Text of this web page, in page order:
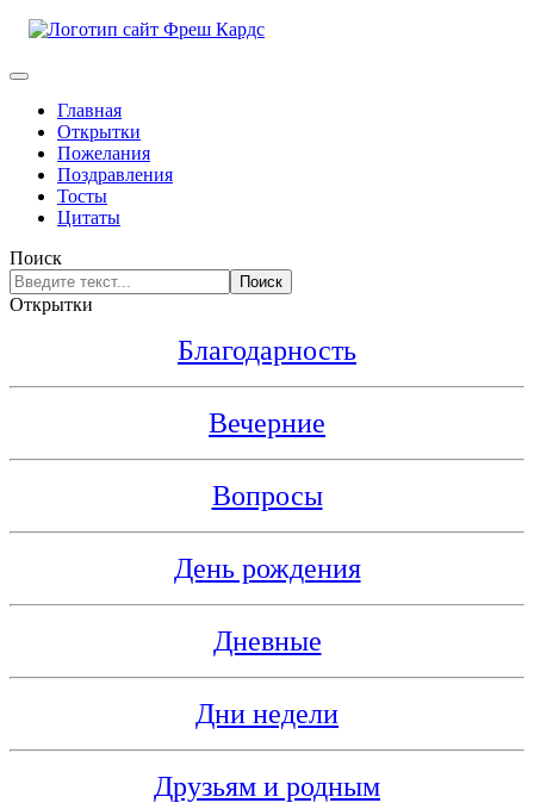
Главная
Открытки
Пожелания
Поздравления
Тосты
Цитаты
Поиск
Поиск
Открытки
Благодарность
Вечерние
Вопросы
День рождения
Дневные
Дни недели
Друзьям и родным